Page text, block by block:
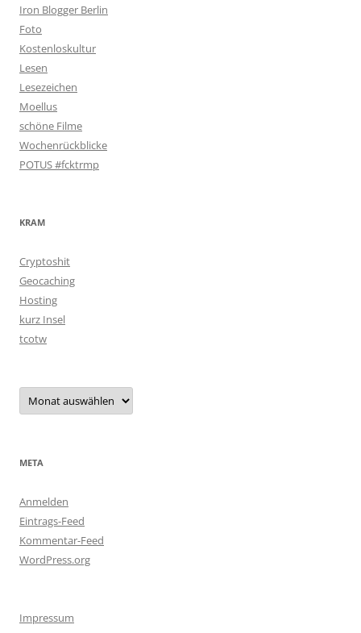
Iron Blogger Berlin
Foto
Kostenloskultur
Lesen
Lesezeichen
Moellus
schöne Filme
Wochenrückblicke
POTUS #fcktrmp
KRAM
Cryptoshit
Geocaching
Hosting
kurz Insel
tcotw
Archiv
META
Anmelden
Eintrags-Feed
Kommentar-Feed
WordPress.org
Impressum